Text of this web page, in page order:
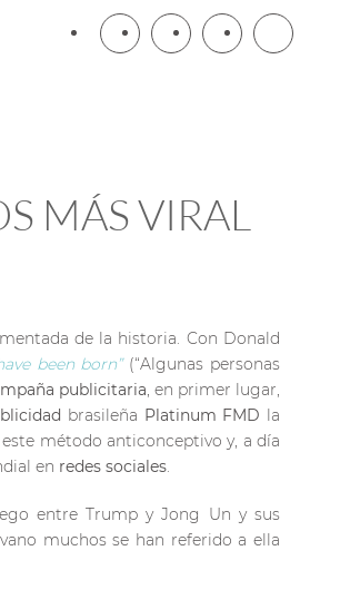
MÁS VIRAL
de la historia. Con Donald
been born” (“Algunas personas
publicitaria, en primer lugar,
brasileña Platinum FMD la
método anticonceptivo y, a día
en redes sociales.
entre Trump y Jong Un y sus
muchos se han referido a ella